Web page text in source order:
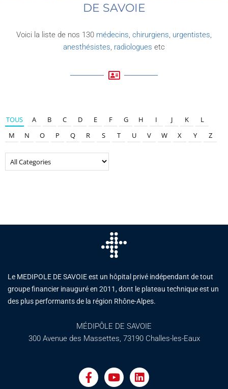
DE SAVOIE
Voici la liste de nos 130 médecins, chirurgiens, urgentistes,
anesthésistes, radiologues etc
TOUS A B C D E F G H I J K
L
M
N O P Q R S T U V W X Y Z
Le MEDIPOLE DE SAVOIE est un hôpital privé indépendant de tout
groupe financier inauguré en 2011, dont le plateau technique est un
des plus performants de la région Rhône-Alpes.
MÉDIPÔLE DE SAVOIE
300 Avenue des Massettes, 73190 Challes-les-Eaux
a
c
o
u
i
n